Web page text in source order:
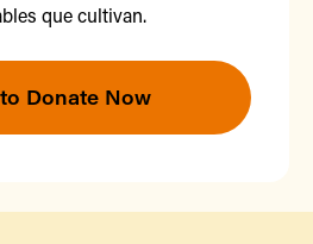
que cultivan.
Donate Now